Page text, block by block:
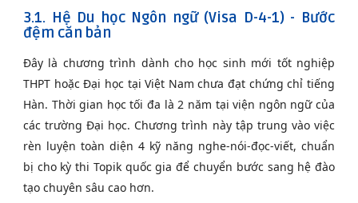
3.1. Hệ Du học Ngôn ngữ (Visa D-4-1) - Bước
đệm căn bản
Đây là chương trình dành cho học sinh mới tốt nghiệp
THPT hoặc Đại học tại Việt Nam chưa đạt chứng chỉ tiếng
Hàn. Thời gian học tối đa là 2 năm tại viện ngôn ngữ của
các trường Đại học. Chương trình này tập trung vào việc
rèn luyện toàn diện 4 kỹ năng nghe-nói-đọc-viết, chuẩn
bị cho kỳ thi Topik quốc gia để chuyển bước sang hệ đào
tạo chuyên sâu cao hơn.